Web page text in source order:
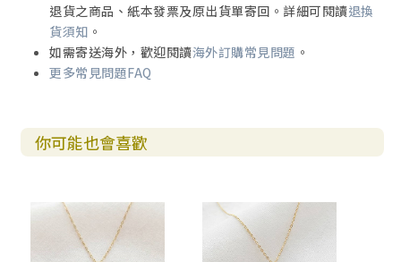
退貨之商品、紙本發票及原出貨單寄回。詳細可閱讀退換
貨須知 。
如需寄送海外，歡迎閱讀海外訂購常見問題 。
更多常見問題FAQ
你可能也會喜歡